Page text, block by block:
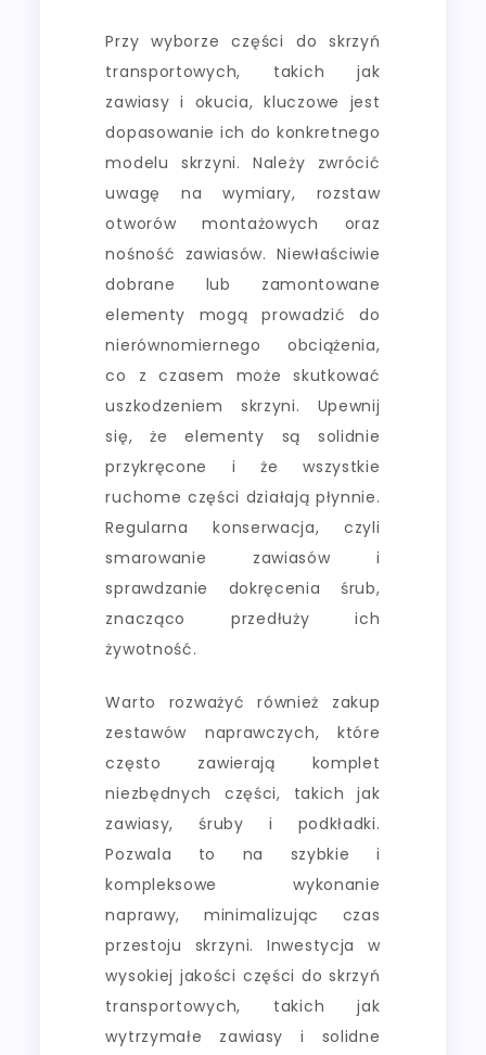
Przy wyborze części do skrzyń
transportowych, takich jak
zawiasy i okucia, kluczowe jest
dopasowanie ich do konkretnego
modelu skrzyni. Należy zwrócić
uwagę na wymiary, rozstaw
otworów montażowych oraz
nośność zawiasów. Niewłaściwie
dobrane lub zamontowane
elementy mogą prowadzić do
nierównomiernego obciążenia,
co z czasem może skutkować
uszkodzeniem skrzyni. Upewnij
się, że elementy są solidnie
przykręcone i że wszystkie
ruchome części działają płynnie.
Regularna konserwacja, czyli
smarowanie zawiasów i
sprawdzanie dokręcenia śrub,
znacząco przedłuży ich
żywotność.
Warto rozważyć również zakup
zestawów naprawczych, które
często zawierają komplet
niezbędnych części, takich jak
zawiasy, śruby i podkładki.
Pozwala to na szybkie i
kompleksowe wykonanie
naprawy, minimalizując czas
przestoju skrzyni. Inwestycja w
wysokiej jakości części do skrzyń
transportowych, takich jak
wytrzymałe zawiasy i solidne